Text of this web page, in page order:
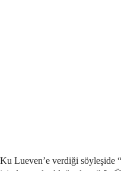
Ku Lueven’e verdiği söyleşide